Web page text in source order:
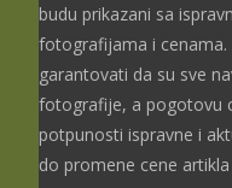
budu prikazani sa
fotografijama i
garantovati da su sve
fotografije, a pogotovu
potpunosti ispravne i
do promene cene